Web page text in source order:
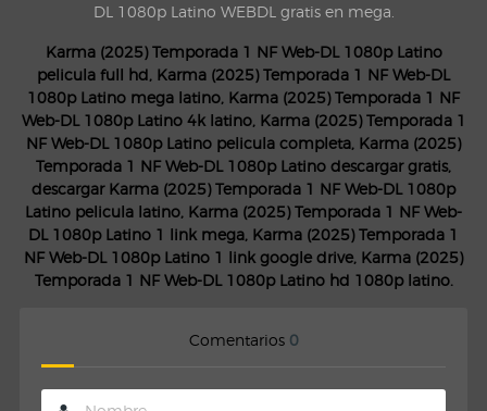
DL 1080p Latino WEBDL gratis en mega.
Karma (2025) Temporada 1 NF Web-DL 1080p Latino
pelicula full hd, Karma (2025) Temporada 1 NF Web-DL
1080p Latino mega latino, Karma (2025) Temporada 1 NF
Web-DL 1080p Latino 4k latino, Karma (2025) Temporada 1
NF Web-DL 1080p Latino pelicula completa, Karma (2025)
Temporada 1 NF Web-DL 1080p Latino descargar gratis,
descargar Karma (2025) Temporada 1 NF Web-DL 1080p
Latino pelicula latino, Karma (2025) Temporada 1 NF Web-
DL 1080p Latino 1 link mega, Karma (2025) Temporada 1
NF Web-DL 1080p Latino 1 link google drive, Karma (2025)
Temporada 1 NF Web-DL 1080p Latino hd 1080p latino.
Comentarios 0